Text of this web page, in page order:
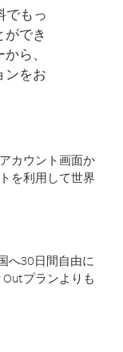
でもっ
ができ
ら、
ンをお
カウント画面か
を利用して世界
へ30日間自由に
プランよりも